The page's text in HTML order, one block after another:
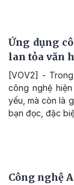
Ứng dụng
lan tỏa văn
[VOV2] -
công nghệ
yếu, mà còn là
bạn đọc, đặc
Công nghệ